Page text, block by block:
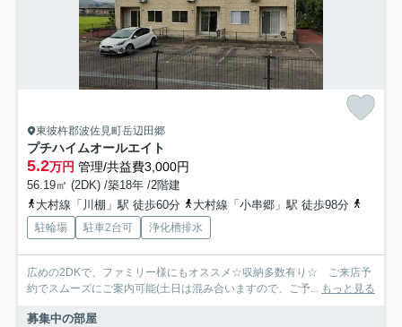
東彼杵郡波佐見町岳辺田郷
プチハイムオールエイト
5.2万円 管理/共益費3,000円
56.19㎡ (2DK) /築18年 /2階建
大村線「川棚」駅 徒歩60分
大村線「小串郷」駅 徒歩98分
駐輪場 駐車2台可 浄化槽排水
広めの2DKで、ファミリー様にもオススメ☆収納多数有り☆ ご来店予
約でスムーズにご案内可能(土日は混み合いますので、ご予... もっと見る
募集中の部屋